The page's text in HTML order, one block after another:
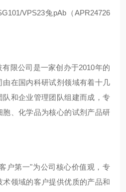
VPS23兔pAb（APR24726
限公司是一家创办于2010年的
在国内科研试剂领域有着十几
和企业管理团队组建而成，专
、化学品为核心的试剂产品研
户第一"为公司核心价值观，专
领域的客户提供优质的产品和